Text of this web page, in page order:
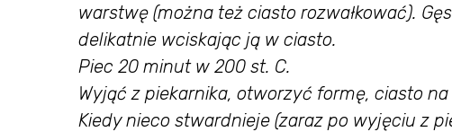
warstwę (można też ciasto rozwałkować).
delikatnie wciskając ją w ciasto.
Piec 20 minut w 200 st. C.
Wyjąć z piekarnika, otworzyć formę, ciasto
Kiedy nieco stwardnieje (zaraz po wyjęciu z